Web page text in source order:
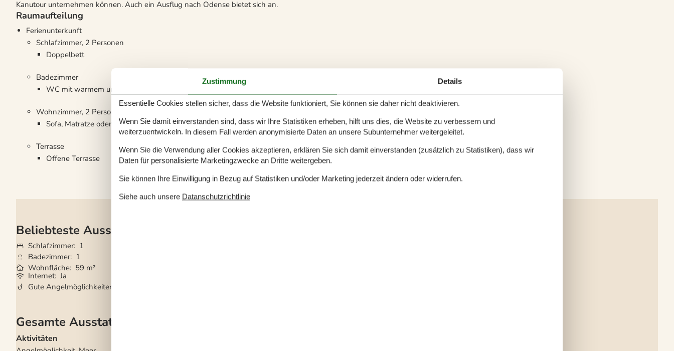
Kanutour unternehmen können. Auch ein Ausflug nach Odense bietet sich an.
Raumaufteilung
Ferienunterkunft
Schlafzimmer, 2 Personen
Doppelbett
Badezimmer
WC mit warmem und kaltem Wasser, Dusche
Wohnzimmer, 2 Personen
Sofa, Matratze oder Ähnliches
Terrasse
Offene Terrasse
Beliebteste Ausstattungen
Schlafzimmer 1
Badezimmer 1
Wohnfläche 59 m²
Internet Ja
Gute Angelmöglichkeiten
Gesamte Ausstattung
Aktivitäten
Zustimmung Details
Essentielle Cookies stellen sicher, dass die Website funktioniert, Sie können sie daher nicht deaktivieren.
Wenn Sie damit einverstanden sind, dass wir Ihre Statistiken erheben, hilft uns dies, die Website zu verbessern und
weiterzuentwickeln. In diesem Fall werden anonymisierte Daten an unsere Subunternehmer weitergeleitet.
Wenn Sie die Verwendung aller Cookies akzeptieren, erklären Sie sich damit einverstanden (zusätzlich zu Statistiken), dass wir
Daten für personalisierte Marketingzwecke an Dritte weitergeben.
Sie können Ihre Einwilligung in Bezug auf Statistiken und/oder Marketing jederzeit ändern oder widerrufen.
Siehe auch unsere Datanschutzrichtlinie